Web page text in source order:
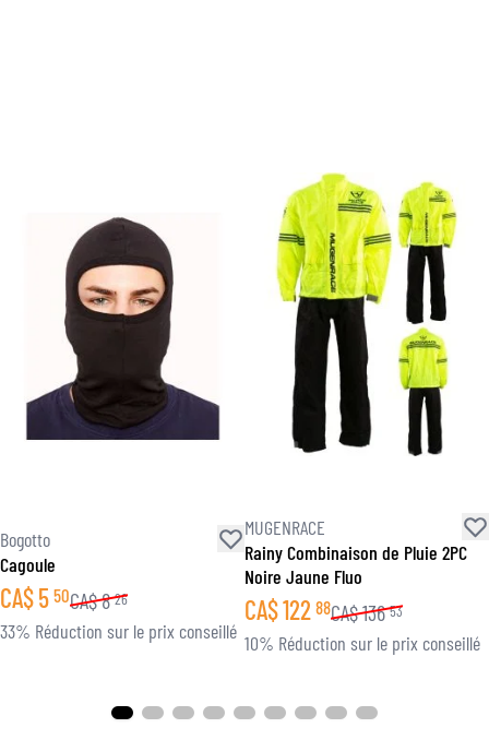
Bogotto
Cagoule
CA$5 50CA$8 26
33% Réduction sur le prix conseillé
MUGENRACE
Rainy Combinaison de Pluie 2PC
Noire Jaune Fluo
CA$122 88CA$136 53
10% Réduction sur le prix conseillé